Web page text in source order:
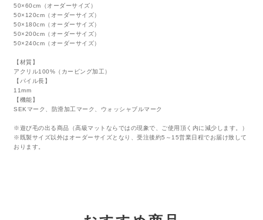
50×60cm（オーダーサイズ）
50×120cm（オーダーサイズ）
50×180cm（オーダーサイズ）
50×200cm（オーダーサイズ）
50×240cm（オーダーサイズ）
【材質】
アクリル100%（カービング加工）
【パイル長】
11mm
【機能】
SEKマーク、防滑加工マーク、ウォッシャブルマーク
※遊び毛の出る商品（高級マットならではの現象で、ご使用頂く内に減少します。）
※既製サイズ以外はオーダーサイズとなり、受注後約5～15営業日程でお届け致して
おります。